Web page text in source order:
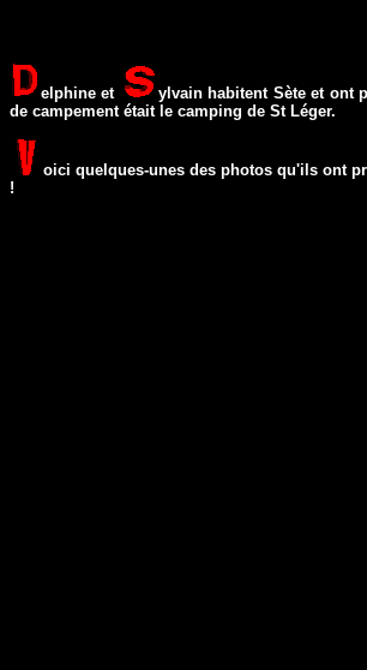
elphine et
ylvain habitent Sète et ont
de campement était le camping de St Léger.
oici quelques-unes des photos qu'ils ont
!